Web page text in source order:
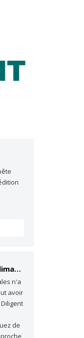
5 risques liés au changement climatique dont vous ne parlez probablement pas… (mais dont vous devriez parler)
n'a
avoir
de